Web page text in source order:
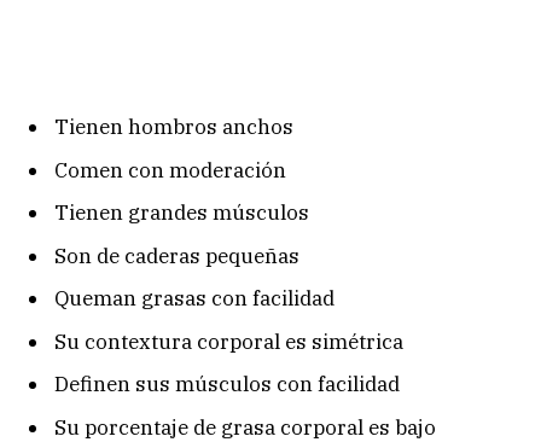
Tienen hombros anchos
Comen con moderación
Tienen grandes músculos
Son de caderas pequeñas
Queman grasas con facilidad
Su contextura corporal es simétrica
Definen sus músculos con facilidad
Su porcentaje de grasa corporal es bajo